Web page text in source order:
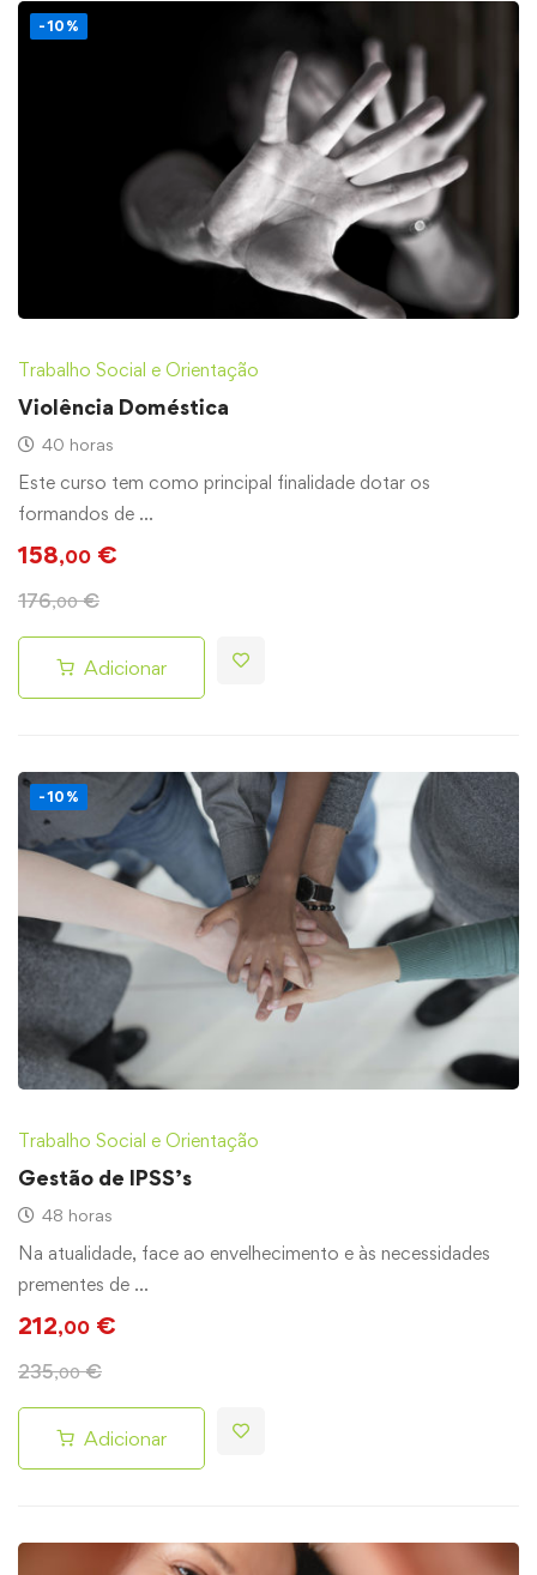
-10%
Trabalho Social e Orientação
Violência Doméstica
40 horas
Este curso tem como principal finalidade dotar os
formandos de …
158,00 €
176,00 €
Adicionar
-10%
Trabalho Social e Orientação
Gestão de IPSS’s
48 horas
Na atualidade, face ao envelhecimento e às necessidades
prementes de …
212,00 €
235,00 €
Adicionar